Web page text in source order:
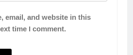
email, and website in this
time I comment.